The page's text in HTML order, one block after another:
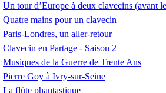
Un tour d’Europe à deux clavecins (avant
Quatre mains pour un clavecin
Paris-Londres, un aller-retour
Clavecin en Partage - Saison 2
Musiques de la Guerre de Trente Ans
Pierre Goy à Ivry-sur-Seine
La flûte phantastique